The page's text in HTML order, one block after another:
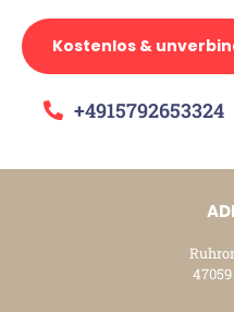
Kostenlos &
+4915792653324